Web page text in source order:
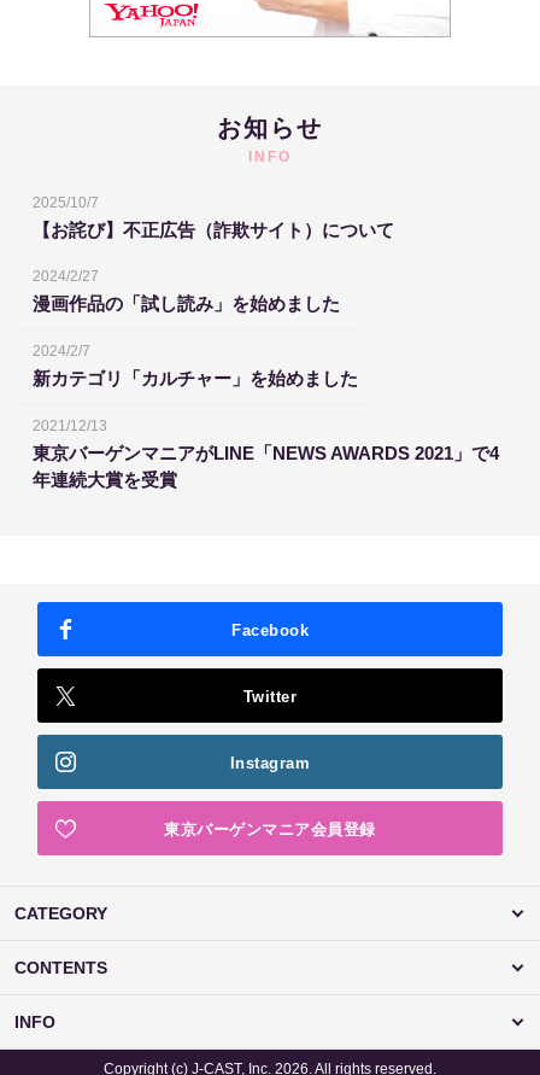
お知らせ
INFO
2025/10/7
【お詫び】不正広告（詐欺サイト）について
2024/2/27
漫画作品の「試し読み」を始めました
2024/2/7
新カテゴリ「カルチャー」を始めました
2021/12/13
東京バーゲンマニアがLINE「NEWS AWARDS 2021」で4
年連続大賞を受賞
Facebook
Twitter
Instagram
東京バーゲンマニア会員登録
CATEGORY
CONTENTS
INFO
Copyright (c) J-CAST, Inc. 2026. All rights reserved.